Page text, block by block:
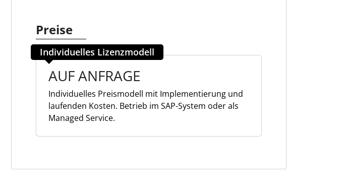
Preise
Individuelles Lizenzmodell
AUF ANFRAGE
Individuelles Preismodell mit Implementierung und
laufenden Kosten. Betrieb im SAP-System oder als
Managed Service.